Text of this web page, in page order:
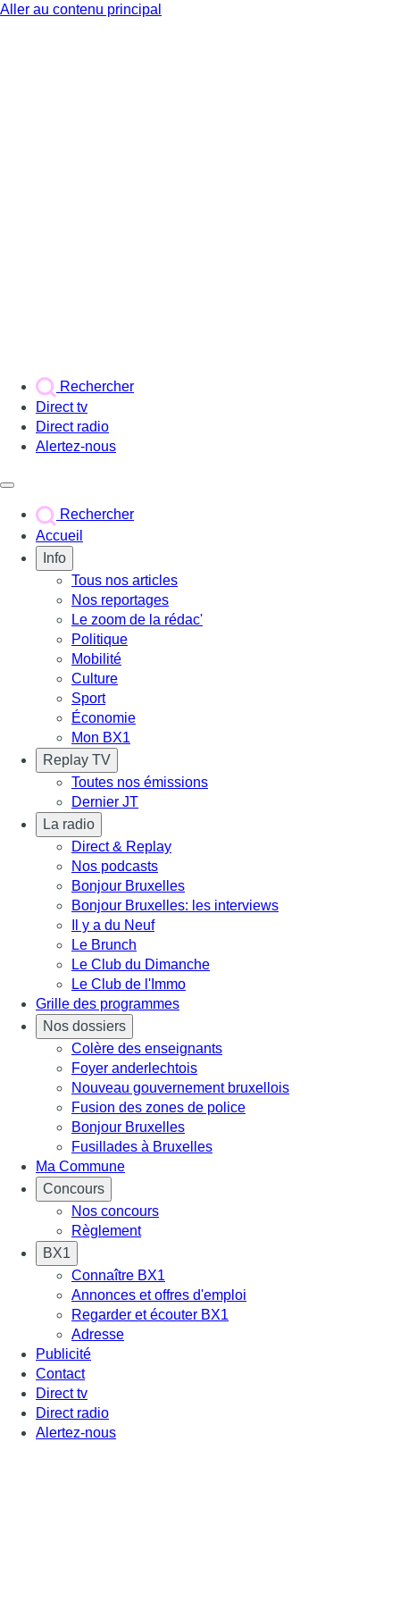
Aller au contenu principal
Rechercher
Direct tv
Direct radio
Alertez-nous
Rechercher
Accueil
Info
Tous nos articles
Nos reportages
Le zoom de la rédac'
Politique
Mobilité
Culture
Sport
Économie
Mon BX1
Replay TV
Toutes nos émissions
Dernier JT
La radio
Direct & Replay
Nos podcasts
Bonjour Bruxelles
Bonjour Bruxelles: les interviews
Il y a du Neuf
Le Brunch
Le Club du Dimanche
Le Club de l'Immo
Grille des programmes
Nos dossiers
Colère des enseignants
Foyer anderlechtois
Nouveau gouvernement bruxellois
Fusion des zones de police
Bonjour Bruxelles
Fusillades à Bruxelles
Ma Commune
Concours
Nos concours
Règlement
BX1
Connaître BX1
Annonces et offres d'emploi
Regarder et écouter BX1
Adresse
Publicité
Contact
Direct tv
Direct radio
Alertez-nous